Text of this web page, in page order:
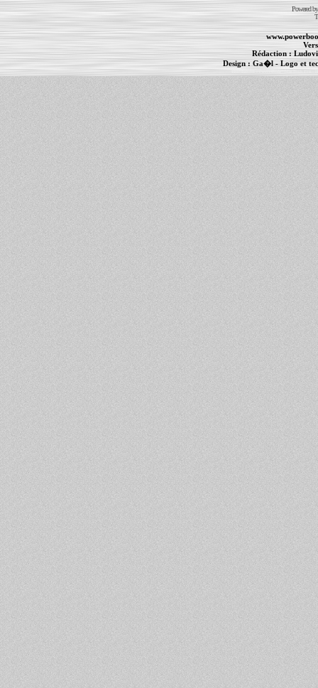
Powered
Rédaction :
Design : Ga�l- Logo et